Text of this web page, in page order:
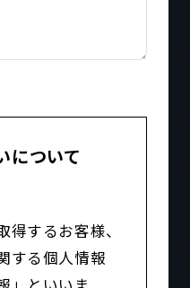
について
得するお客様、
する個人情報